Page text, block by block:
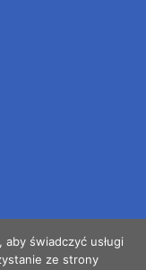
świadczyć usługi
ze strony